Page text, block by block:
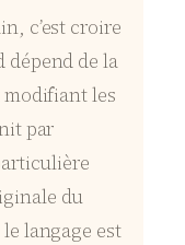
c’est croire
dépend de la
modifiant les
par
du
langage est